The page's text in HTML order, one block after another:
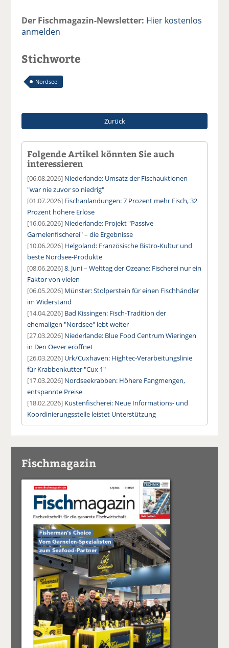
Der Fischmagazin-Newsletter: Hier kostenlos
anmelden
Stichworte
Nordsee
Zurück
Folgende Artikel könnten Sie auch
interessieren
[06.08.2026] Niederlande: Umsatz der Fischauktionen
"war nie zuvor so niedrig"
[01.07.2026] Fischanlandungen: 7 Prozent mehr Fisch, 32
Prozent höhere Erlöse
[16.06.2026] Niederlande: Projekt "Passive
Garnelenfischerei" – die Ergebnisse
[10.06.2026] Helgoland: Französische Bistro-Kultur und
beste Nordsee-Produkte
[08.06.2026]8. Juni – Welttag der Ozeane: Fischerei nur ein
Faktor von vielen
[06.05.2026] Münster: Stolperstein für einen Fischhändler
im Widerstand
[14.04.2026] Bad Kissingen: Fisch-Tradition der
ehemaligen "Nordsee" lebt weiter
[27.03.2026] Niederlande: Blue Food Centrum Wieringen
in Den Oever eröffnet
[26.03.2026] Urk/Cuxhaven: Hightec-Verarbeitungslinie
für Krabbenkutter "Cux 1"
[17.03.2026] Nordseekrabben: Höhere Fangmengen,
entspannte Preise
[18.02.2026] Küstenfischerei: Neue Informations- und
Koordinierungsstelle leistet Unterstützung
Fischmagazin